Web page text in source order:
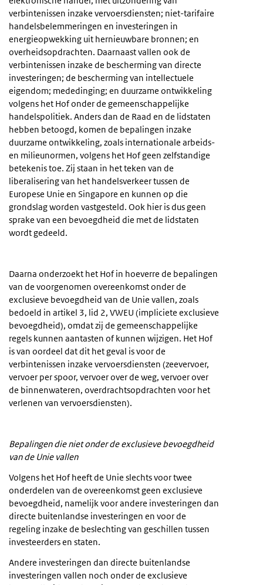
verbintenissen inzake vervoersdiensten; niet-tarifaire
handelsbelemmeringen en investeringen in
energieopwekking uit hernieuwbare bronnen; en
overheidsopdrachten. Daarnaast vallen ook de
verbintenissen inzake de bescherming van directe
investeringen; de bescherming van intellectuele
eigendom; mededinging; en duurzame ontwikkeling
volgens het Hof onder de gemeenschappelijke
handelspolitiek. Anders dan de Raad en de lidstaten
hebben betoogd, komen de bepalingen inzake
duurzame ontwikkeling, zoals internationale arbeids-
en milieunormen, volgens het Hof geen zelfstandige
betekenis toe. Zij staan in het teken van de
liberalisering van het handelsverkeer tussen de
Europese Unie en Singapore en kunnen op die
grondslag worden vastgesteld. Ook hier is dus geen
sprake van een bevoegdheid die met de lidstaten
wordt gedeeld.
Daarna onderzoekt het Hof in hoeverre de bepalingen
van de voorgenomen overeenkomst onder de
exclusieve bevoegdheid van de Unie vallen, zoals
bedoeld in artikel 3, lid 2, VWEU (impliciete exclusieve
bevoegdheid), omdat zij de gemeenschappelijke
regels kunnen aantasten of kunnen wijzigen. Het Hof
is van oordeel dat dit het geval is voor de
verbintenissen inzake vervoersdiensten (zeevervoer,
vervoer per spoor, vervoer over de weg, vervoer over
de binnenwateren, overdrachtsopdrachten voor het
verlenen van vervoersdiensten).
Bepalingen die niet onder de exclusieve bevoegdheid
van de Unie vallen
Volgens het Hof heeft de Unie slechts voor twee
onderdelen van de overeenkomst geen exclusieve
bevoegdheid, namelijk voor andere investeringen dan
directe buitenlandse investeringen en voor de
regeling inzake de beslechting van geschillen tussen
investeerders en staten.
Andere investeringen dan directe buitenlandse
investeringen vallen noch onder de exclusieve